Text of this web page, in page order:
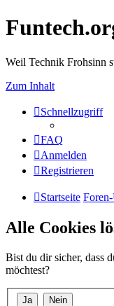
Weil Technik Frohsinn
Zum Inhalt
Schnellzugriff
FAQ
Anmelden
Registrieren
Startseite
Alle Cookies
Bist du dir sicher, dass
möchtest?